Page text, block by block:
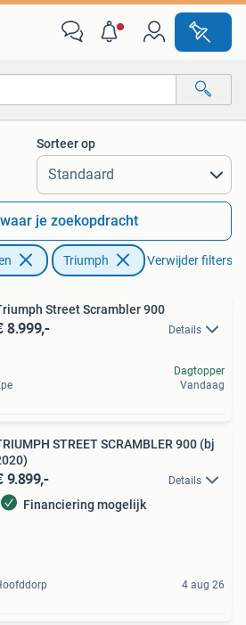
afstanden…
Sorteer op
je zoekopdracht
Triumph Verwijder filters
Street Scrambler 900
8.999,- Details
Dagtopper
Vandaag
STREET SCRAMBLER 900 (bj
9.899,- Details
Financiering mogelijk
4 aug 26